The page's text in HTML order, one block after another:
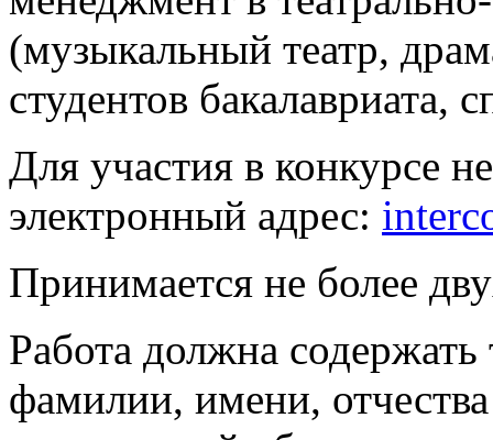
(музыкальный театр,
студентов бакалавриата,
Для участия в конкурсе
электронный адрес:
Принимается не более
Работа должна
фамилии, имени,